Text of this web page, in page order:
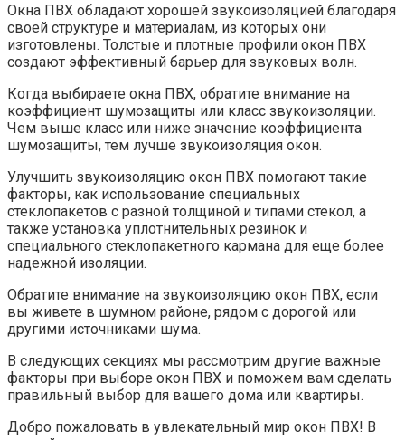
Окна ПВХ обладают хорошей звукоизоляцией благодаря
своей структуре и материалам, из которых они
изготовлены. Толстые и плотные профили окон ПВХ
создают эффективный барьер для звуковых волн.​
Когда выбираете окна ПВХ, обратите внимание на
коэффициент шумозащиты или класс звукоизоляции.​
Чем выше класс или ниже значение коэффициента
шумозащиты, тем лучше звукоизоляция окон.​
Улучшить звукоизоляцию окон ПВХ помогают такие
факторы, как использование специальных
стеклопакетов с разной толщиной и типами стекол, а
также установка уплотнительных резинок и
специального стеклопакетного кармана для еще более
надежной изоляции.​
Обратите внимание на звукоизоляцию окон ПВХ, если
вы живете в шумном районе, рядом с дорогой или
другими источниками шума.​
В следующих секциях мы рассмотрим другие важные
факторы при выборе окон ПВХ и поможем вам сделать
правильный выбор для вашего дома или квартиры.​
Добро пожаловать в увлекательный мир окон ПВХ! В